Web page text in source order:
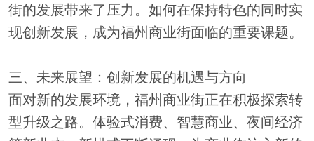
街的发展带来了压力。如何在保持特色的同时实
现创新发展，成为福州商业街面临的重要课题。
三、未来展望：创新发展的机遇与方向
面对新的发展环境，福州商业街正在积极探索转
型升级之路。体验式消费、智慧商业、夜间经济